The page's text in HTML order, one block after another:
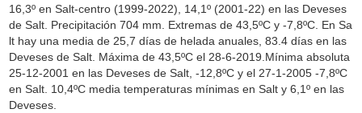
16,3º en Salt-centro (1999-2022), 14,1º (2001-22) en las Deveses
de Salt. Precipitación 704 mm. Extremas de 43,5ºC y -7,8ºC. En Sa
lt hay una media de 25,7 días de helada anuales, 83.4 días en las
Deveses de Salt. Máxima de 43,5ºC el 28-6-2019.Mínima absoluta
25-12-2001 en las Deveses de Salt, -12,8ºC y el 27-1-2005 -7,8ºC
en Salt. 10,4ºC media temperaturas mínimas en Salt y 6,1º en las
Deveses.